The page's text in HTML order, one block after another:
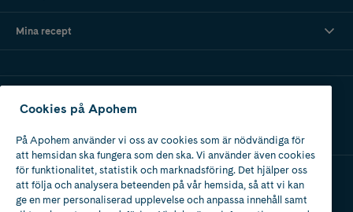
Mina recept
Apotek med tillstånd
av Läkemedelsverket
Cookies på Apohem
På Apohem använder vi oss av cookies som är nödvändiga för
att hemsidan ska fungera som den ska. Vi använder även cookies
för funktionalitet, statistik och marknadsföring. Det hjälper oss
att följa och analysera beteenden på vår hemsida, så att vi kan
ge en mer personaliserad upplevelse och anpassa innehåll samt